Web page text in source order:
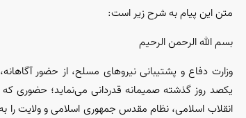
متن این پیام به شرح زیر است:
بسم الله الرحمن الرحیم
وزارت دفاع و پشتیبانی نیروهای مسلح، از حضور
یکصد روز گذشته صمیمانه قدردانی می‌نماید؛ حضوری که
انقلاب اسلامی، نظام مقدس جمهوری اسلامی و ولایت